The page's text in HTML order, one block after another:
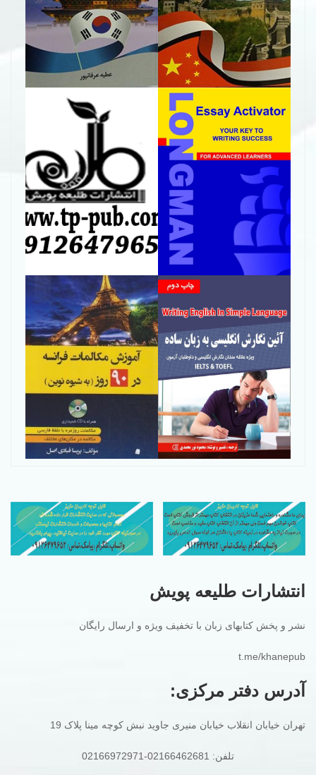
انتشارات طلیعه پویش
نشر و پخش کتابهای زبان با تخفیف ویژه و ارسال رایگان
t.me/khanepub
آدرس دفتر مرکزی:
تهران خیابان انقلاب خیابان منیری جاوید نبش کوچه مینا پلاک 19
تلفن: 02166462681-02166972971